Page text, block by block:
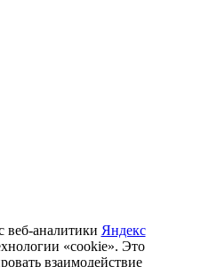
веб-аналитики Яндекс
«cookie». Это
взаимодействие